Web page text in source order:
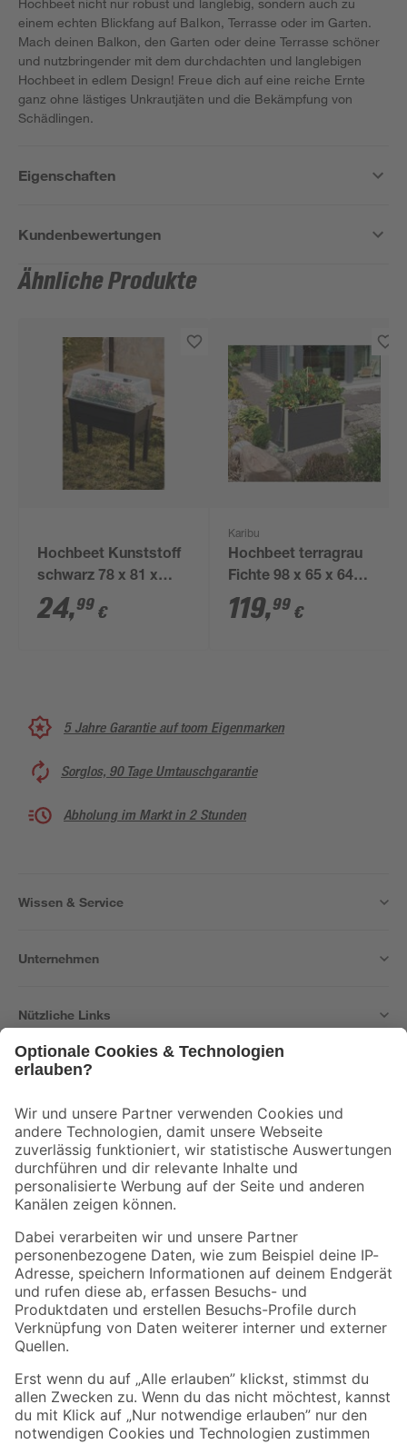
Hochbeet nicht nur robust und langlebig, sondern auch zu
einem echten Blickfang auf Balkon, Terrasse oder im Garten.
Mach deinen Balkon, den Garten oder deine Terrasse schöner
und nutzbringender mit dem durchdachten und langlebigen
Hochbeet in edlem Design! Freue dich auf eine reiche Ernte
ganz ohne lästiges Unkrautjäten und die Bekämpfung von
Schädlingen.
Eigenschaften
Kundenbewertungen
Ähnliche Produkte
Hochbeet Kunststoff
schwarz 78 x 81 x
37,7 cm
24,99 €
Karibu
Hochbeet terragrau
Fichte 98 x 65 x 64
cm, 260 l
119,99 €
5 Jahre Garantie auf toom Eigenmarken
Sorglos, 90 Tage Umtauschgarantie
Abholung im Markt in 2 Stunden
Wissen & Service
Unternehmen
Nützliche Links
Der toom Newsletter: Keine Angebote und Aktionen mehr verpassen!
Zur Newsletter Anmeldung
Folge uns
Zahlungsarten Versandarten
Sicher einkaufen
Jetzt die toom-App herunterladen